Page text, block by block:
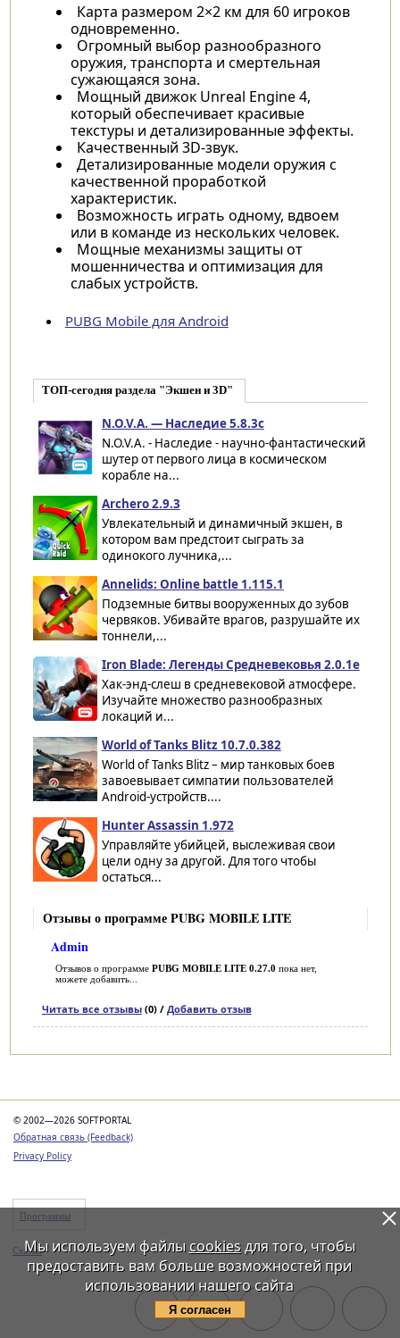
Карта размером 2×2 км для 60 игроков
одновременно.
Огромный выбор разнообразного
оружия, транспорта и смертельная
сужающаяся зона.
Мощный движок Unreal Engine 4,
который обеспечивает красивые
текстуры и детализированные эффекты.
Качественный 3D-звук.
Детализированные модели оружия с
качественной проработкой
характеристик.
Возможность играть одному, вдвоем
или в команде из нескольких человек.
Мощные механизмы защиты от
мошенничества и оптимизация для
слабых устройств.
PUBG Mobile для Android
ТОП-сегодня раздела "Экшен и 3D"
N.O.V.A. — Наследие 5.8.3c
N.O.V.A. - Наследие - научно-фантастический
шутер от первого лица в космическом
корабле на...
Archero 2.9.3
Увлекательный и динамичный экшен, в
котором вам предстоит сыграть за
одинокого лучника,...
Annelids: Online battle 1.115.1
Подземные битвы вооруженных до зубов
червяков. Убивайте врагов, разрушайте их
тоннели,...
Iron Blade: Легенды Средневековья 2.0.1e
Хак-энд-слеш в средневековой атмосфере.
Изучайте множество разнообразных
локаций и...
World of Tanks Blitz 10.7.0.382
World of Tanks Blitz – мир танковых боев
завоевывает симпатии пользователей
Android-устройств....
Hunter Assassin 1.972
Управляйте убийцей, выслеживая свои
цели одну за другой. Для того чтобы
остаться...
Отзывы о программе PUBG MOBILE LITE
Admin
Отзывов о программе PUBG MOBILE LITE 0.27.0 пока нет,
можете добавить...
Читать все отзывы(0) / Добавить отзыв
© 2002—2026 SOFTPORTAL
Обратная связь (Feedback)
Privacy Policy
Программы
Статьи
Мы используем файлы cookiesдля того, чтобы
предоставить вам больше возможностей при
использовании нашего сайта